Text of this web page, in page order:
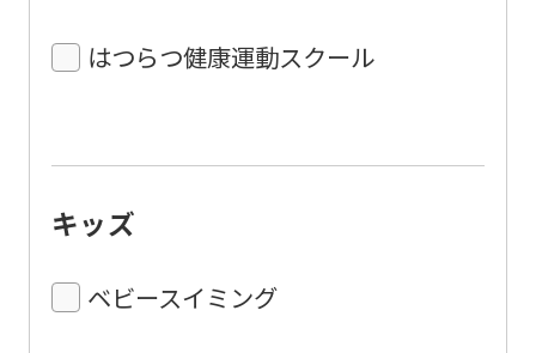
はつらつ健康運動スクール
キッズ
ベビースイミング